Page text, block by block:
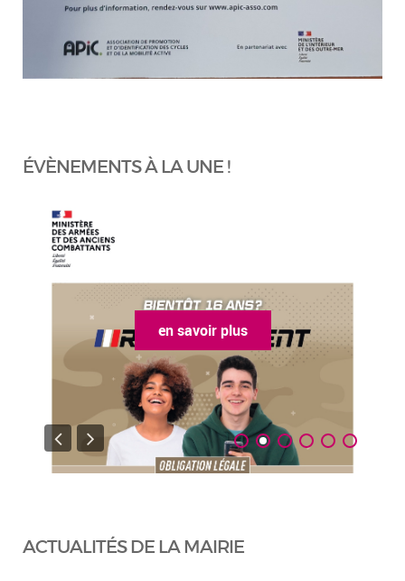
ÉVÈNEMENTS À LA UNE !
en savoir plus
ACTUALITÉS DE LA MAIRIE